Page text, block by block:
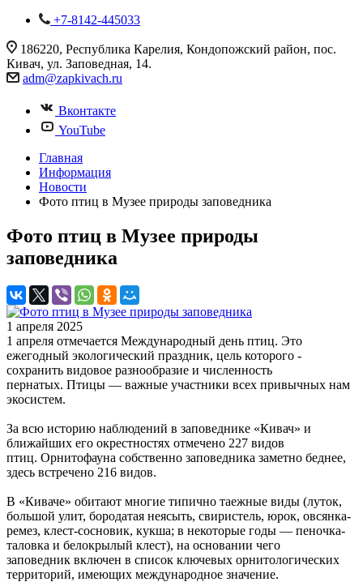
+7-8142-445033
186220, Республика Карелия, Кондопожский район, пос.
Кивач, ул. Заповедная, 14.
adm@zapkivach.ru
Вконтакте
YouTube
Главная
Информация
Новости
Фото птиц в Музее природы заповедника
Фото птиц в Музее природы
заповедника
1 апреля 2025
1 апреля отмечается Международный день птиц. Это
ежегодный экологический праздник, цель которого -
сохранить видовое разнообразие и численность
пернатых. Птицы — важные участники всех привычных нам
экосистем.
За всю историю наблюдений в заповеднике «Кивач» и
ближайших его окрестностях отмечено 227 видов
птиц. Орнитофауна собственно заповедника заметно беднее,
здесь встречено 216 видов.
В «Киваче» обитают многие типично таежные виды (луток,
большой улит, бородатая неясыть, свиристель, юрок, овсянка-
ремез, клест-сосновик, кукша; в некоторые годы — пеночка-
таловка и белокрылый клест), на основании чего
заповедник включен в список ключевых орнитологических
территорий, имеющих международное значение.